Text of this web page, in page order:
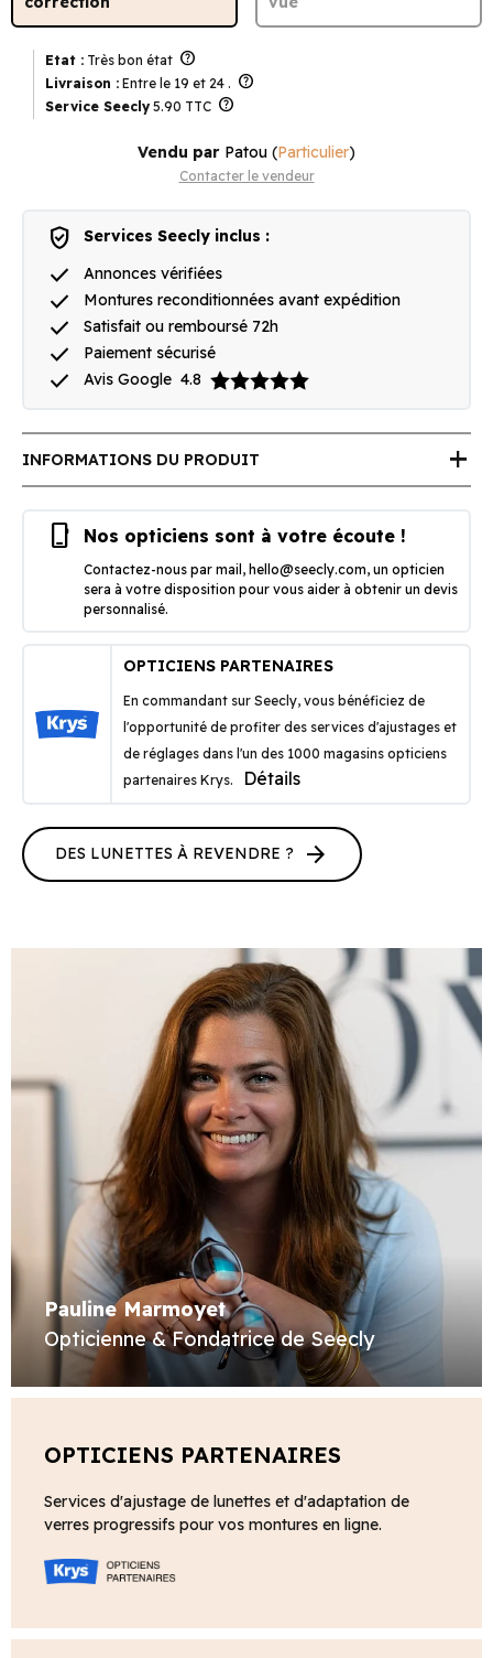
Etat : Très bon état help
Livraison : Entre le 19 et 24 . help
Service Seecly 5.90 TTC help
Vendu par Patou (Particulier)
Contacter le vendeur
verified_user Services Seecly inclus :
done Annonces vérifiées
done Montures reconditionnées avant expédition
done Satisfait ou remboursé 72h
done Paiement sécurisé
done Avis Google 4.8
INFORMATIONS DU PRODUIT add
phone_iphone Nos opticiens sont à votre écoute !
Contactez-nous par mail, hello@seecly.com, un opticien
sera à votre disposition pour vous aider à obtenir un devis
personnalisé.
OPTICIENS PARTENAIRES
En commandant sur Seecly, vous bénéficiez de
l'opportunité de profiter des services d'ajustages et
de réglages dans l'un des 1000 magasins opticiens
partenaires Krys.
Détails
DES LUNETTES À REVENDRE ? arrow_forward
Pauline Marmoyet
Opticienne & Fondatrice de Seecly
OPTICIENS PARTENAIRES
Services d'ajustage de lunettes et d'adaptation de
verres progressifs pour vos montures en ligne.